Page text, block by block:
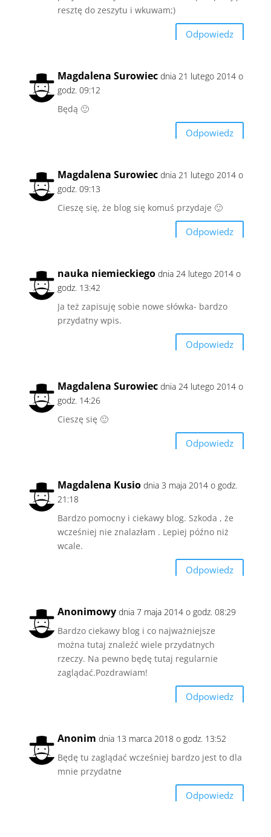
resztę do zeszytu i wkuwam;)
Odpowiedz
Magdalena Surowiec dnia 21 lutego 2014 o
godz. 09:12
Będą 🙂
Odpowiedz
Magdalena Surowiec dnia 21 lutego 2014 o
godz. 09:13
Cieszę się, że blog się komuś przydaje 🙂
Odpowiedz
nauka niemieckiego dnia 24 lutego 2014 o
godz. 13:42
Ja też zapisuję sobie nowe słówka- bardzo
przydatny wpis.
Odpowiedz
Magdalena Surowiec dnia 24 lutego 2014 o
godz. 14:26
Cieszę się 🙂
Odpowiedz
Magdalena Kusio dnia 3 maja 2014 o godz.
21:18
Bardzo pomocny i ciekawy blog. Szkoda , że
wcześniej nie znalazłam . Lepiej późno niż
wcale.
Odpowiedz
Anonimowy dnia 7 maja 2014 o godz. 08:29
Bardzo ciekawy blog i co najważniejsze
można tutaj znaleźć wiele przydatnych
rzeczy. Na pewno będę tutaj regularnie
zaglądać.Pozdrawiam!
Odpowiedz
Anonim dnia 13 marca 2018 o godz. 13:52
Będę tu zaglądać wcześniej bardzo jest to dla
mnie przydatne
Odpowiedz